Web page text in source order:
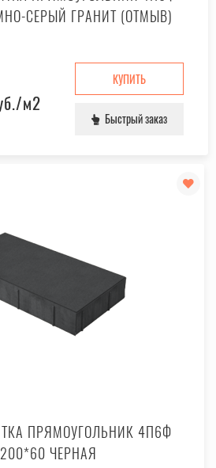
СЕРЫЙ ГРАНИТ (ОТМЫВ)
/м2
КУПИТЬ
Быстрый заказ
ПРЯМОУГОЛЬНИК 4П6Ф
ЧЕРНАЯ